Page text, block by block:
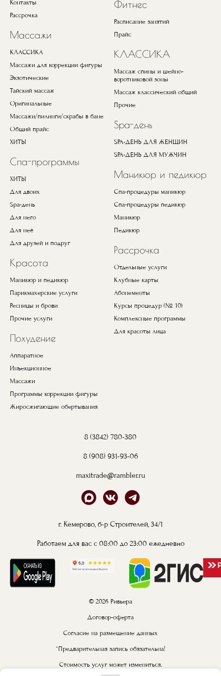
Контакты
Рассрочка
Массажи
КЛАССИКА
Массажи для коррекции фигуры
Экзотические
Тайский массаж
Оригинальные
Массажи/пилинги/скрабы в бане
Общий прайс
ХИТЫ
Спа-программы
ХИТЫ
Для двоих
Spa-день
Для него
Для неё
Для друзей и подруг
Красота
Маникюр и педикюр
Парикмахерские услуги
Ресницы и брови
Прочие услуги
Похудение
Аппаратное
Инъекционное
Массажи
Программы коррекции фигуры
Жиросжигающие обертывания
Фитнес
Расписание занятий
Прайс
КЛАССИКА
Массаж спины и шейно-
воротниковой зоны
Массаж классический общий
Прочие
Spa-день
SPA-ДЕНЬ ДЛЯ ЖЕНЩИН
SPA-ДЕНЬ ДЛЯ МУЖЧИН
Маникюр и педикюр
Спа-процедуры маникюр
Спа-процедуры педикюр
Маникюр
Педикюр
Рассрочка
Отдельные услуги
Клубные карты
Абонементы
Курсы процедур (№ 10)
Комплексные программы
Для красоты лица
8 (3842) 780-380
8 (908) 931-93-06
maxitrade@rambler.ru
г. Кемерово, б-р Строителей, 34/1
Работаем для вас с 08:00 до 23:00 ежедневно
© 2026 Ривьера
Договор-оферта
Согласие на размещение данных
*Предварительная запись обязательна!
Стоимость услуг может измениться.